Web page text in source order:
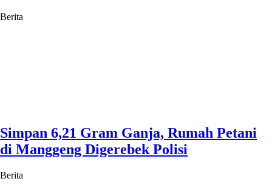
Berita
Simpan 6,21 Gram Ganja, Rumah Petani
di Manggeng Digerebek Polisi
Berita